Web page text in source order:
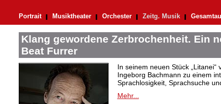
Portrait Musiktheater Orchester Zeitg. Musik
Klang gewordene Zerbrochenheit. Ein
Beat Furrer
In seinem neuen Stück
Ingeborg Bachmann zu einem
Sprachlosigkeit, Sprachsuche
Mehr...